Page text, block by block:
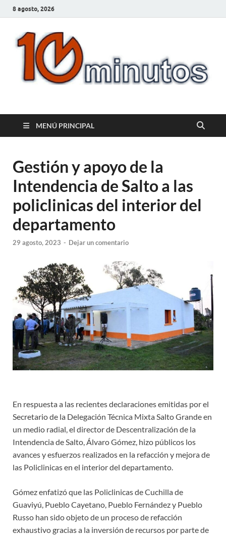
8 agosto, 2026
10minutos.com.uy
MENÚ PRINCIPAL
Gestión y apoyo de la
Intendencia de Salto a las
policlinicas del interior del
departamento
29 agosto, 2023 - Dejar un comentario
En respuesta a las recientes declaraciones emitidas por el
Secretario de la Delegación Técnica Mixta Salto Grande en
un medio radial, el director de Descentralización de la
Intendencia de Salto, Álvaro Gómez, hizo públicos los
avances y esfuerzos realizados en la refacción y mejora de
las Policlinicas en el interior del departamento.
Gómez enfatizó que las Policlinicas de Cuchilla de
Guaviyú, Pueblo Cayetano, Pueblo Fernández y Pueblo
Russo han sido objeto de un proceso de refacción
exhaustivo gracias a la inversión de recursos por parte de